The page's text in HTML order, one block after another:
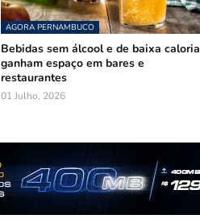
AGORA PERNAMBUCO
Bebidas sem álcool e de baixa caloria
ganham espaço em bares e
restaurantes
01 Julho, 2026